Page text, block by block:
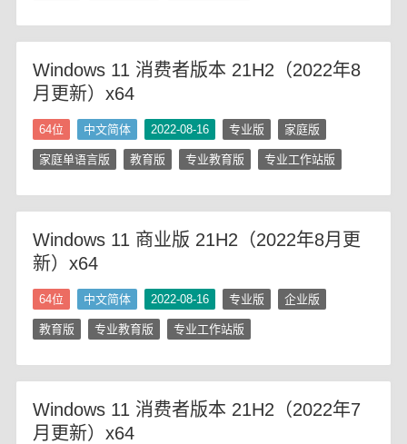
Windows 11 消费者版本 21H2（2022年8
月更新）x64
64位 中文简体 2022-08-16 专业版 家庭版
家庭单语言版 教育版 专业教育版 专业工作站版
Windows 11 商业版 21H2（2022年8月更
新）x64
64位 中文简体 2022-08-16 专业版 企业版
教育版 专业教育版 专业工作站版
Windows 11 消费者版本 21H2（2022年7
月更新）x64